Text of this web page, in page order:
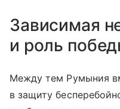
Зависимая
и роль
Между тем Румыния
в защиту